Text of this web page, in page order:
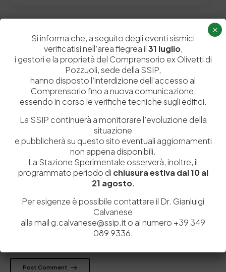
Lascia un commento
Il tuo indirizzo email non sarà pubblicato. I campi obbligatori sono
contrassegnati
*
Salva il mio nome, email e sito web in questo browser per la
prossima volta che commento.
Post Comment
Si informa che, a seguito degli eventi sismici
verificatisi nell’area flegrea il31 luglio,
i gestori e la proprietà del Comprensorio ex Olivetti di
Pozzuoli, sede della SSIP,
hanno disposto l’interdizione dell’accesso al
Comprensorio fino a nuova comunicazione,
essendo in corso le verifiche tecniche sugli edifici.
La SSIP continuerà a monitorare l’evoluzione della
situazione
e pubblicherà su questo sito eventuali aggiornamenti
non appena disponibili.
La Stazione Sperimentale osserverà, inoltre, il
programmato periodo di chiusura estiva dal 10 al
21 agosto.
Per esigenze è possibile contattare il Dr. Gianluigi
Calvanese
alla mail g.calvanese@ssip.it o al numero +39 349
089 9336.
×